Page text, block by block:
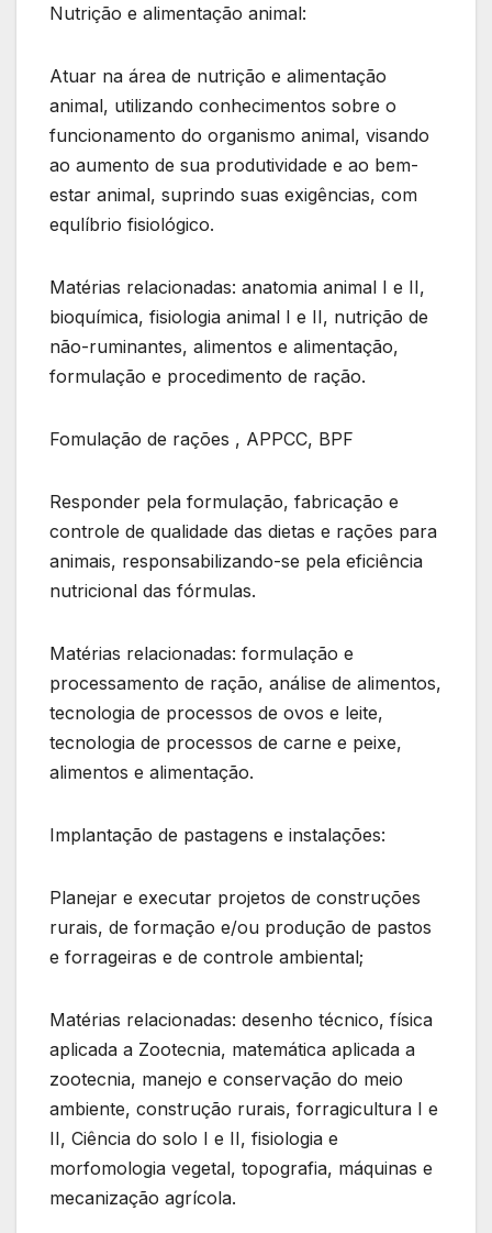
Nutrição e alimentação animal:
Atuar na área de nutrição e alimentação
animal, utilizando conhecimentos sobre o
funcionamento do organismo animal, visando
ao aumento de sua produtividade e ao bem-
estar animal, suprindo suas exigências, com
equlíbrio fisiológico.
Matérias relacionadas: anatomia animal I e II,
bioquímica, fisiologia animal I e II, nutrição de
não-ruminantes, alimentos e alimentação,
formulação e procedimento de ração.
Fomulação de rações , APPCC, BPF
Responder pela formulação, fabricação e
controle de qualidade das dietas e rações para
animais, responsabilizando-se pela eficiência
nutricional das fórmulas.
Matérias relacionadas: formulação e
processamento de ração, análise de alimentos,
tecnologia de processos de ovos e leite,
tecnologia de processos de carne e peixe,
alimentos e alimentação.
Implantação de pastagens e instalações:
Planejar e executar projetos de construções
rurais, de formação e/ou produção de pastos
e forrageiras e de controle ambiental;
Matérias relacionadas: desenho técnico, física
aplicada a Zootecnia, matemática aplicada a
zootecnia, manejo e conservação do meio
ambiente, construção rurais, forragicultura I e
II, Ciência do solo I e II, fisiologia e
morfomologia vegetal, topografia, máquinas e
mecanização agrícola.